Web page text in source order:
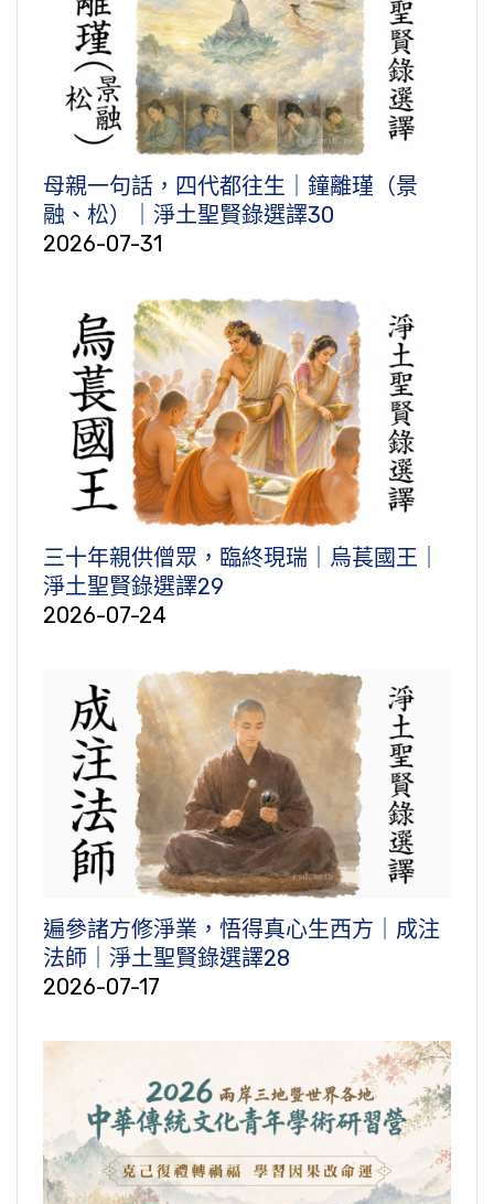
母親一句話，四代都往生｜鐘離瑾（景
融、松）｜淨土聖賢錄選譯30
2026-07-31
三十年親供僧眾，臨終現瑞｜烏萇國王｜
淨土聖賢錄選譯29
2026-07-24
遍參諸方修淨業，悟得真心生西方｜成注
法師｜淨土聖賢錄選譯28
2026-07-17